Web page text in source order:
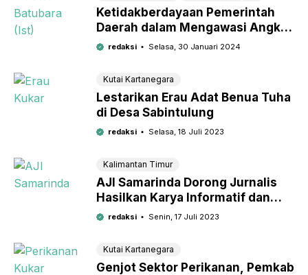
Ketidakberdayaan Pemerintah
Daerah dalam Mengawasi Angkut
Batu Bara Ilegal
redaksi Selasa, 30 Januari 2024
Kutai Kartanegara
Lestarikan Erau Adat Benua Tuha
di Desa Sabintulung
redaksi Selasa, 18 Juli 2023
Kalimantan Timur
AJI Samarinda Dorong Jurnalis
Hasilkan Karya Informatif dan
Akurat
redaksi Senin, 17 Juli 2023
Kutai Kartanegara
Genjot Sektor Perikanan, Pemkab